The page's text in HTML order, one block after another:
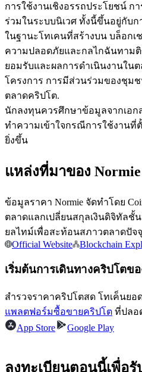
คัดลอกการซื้อขาย
เข้าร่วมกับเทรดเดอร์ชั้นนำ
เป็นเทรดเดอร์คัดลอก
เพลิดเพลินกับการแบ่งปันผ
การใช้งานเชิงอรรถประโยชน์
ร่วมในระบบนิเวศ ทั้งนี้ขึ้นอยู่กับ
ในฐานะโทเคนที่สร้างบน บล็อก
ความปลอดภัยและกลไกฉันทาม
ยอมรับและผลการดำเนินงานใ
โครงการ การมีส่วนร่วมของชุม
ตลาดคริปโต.
นักลงทุนควรศึกษาข้อมูลจากเอก
ทำความเข้าใจกรณีการใช้งานที่
ยิ่งขึ้น
แหล่งที่มาของ Normie
ข้อมูลราคา Normie จัดทำโดย
ตลาดแลกเปลี่ยนสกุลเงินดิจิทัลชั้
ยลไทม์เพื่อสะท้อนสภาวตลาดปัจ
Official Website
Blockchain
เริ่มต้นการเดินทางคริปโตข
สำรวจราคาคริปโตสด โทเค็นย
แพลตฟอร์มซื้อขายคริปโต ที่ปลอ
App Store
Google Play
ลงทะเบียนตอนนี้เพื่อ